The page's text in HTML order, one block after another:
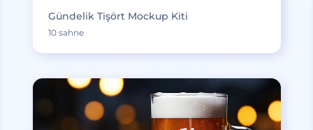
Gündelik Tişört Mockup Kiti
10 sahne